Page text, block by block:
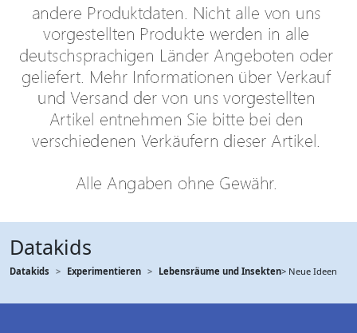
Datakids
Datakids Experimentieren Lebensräume und Insekten> Neue Ideen